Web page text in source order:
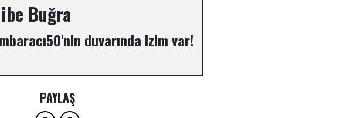
Buğra
duvarında izim var!
PAYLAŞ